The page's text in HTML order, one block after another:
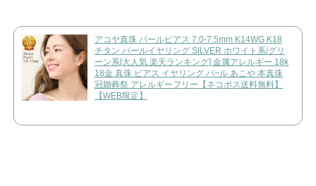
アコヤ真珠 パールピアス 7.0-7.5mm K14WG K18
チタン パールイヤリング SILVER ホワイト系/グリ
ーン系[大人気 楽天ランキング] 金属アレルギー 18k
18金 真珠 ピアス イヤリング パ−ル あこや 本真珠
冠婚葬祭 アレルギーフリー【ネコポス送料無料】
【WEB限定】